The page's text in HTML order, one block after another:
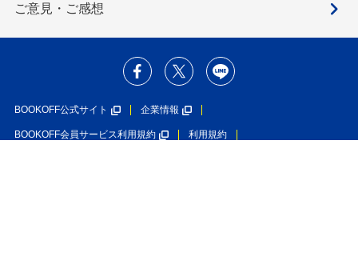
ご意見・ご感想
BOOKOFF公式サイト 企業情報
BOOKOFF会員サービス利用規約 利用規約